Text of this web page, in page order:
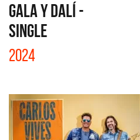
GALA Y DALÍ -
SINGLE
2024